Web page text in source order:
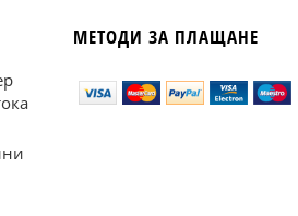
МЕТОДИ ЗА ПЛАЩАНЕ